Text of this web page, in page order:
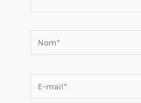
Nom*
mail*